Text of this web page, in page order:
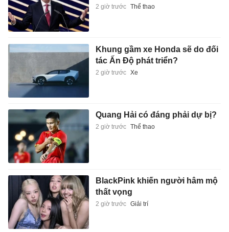
2 giờ trước Thể thao
Khung gầm xe Honda sẽ do đối
tác Ấn Độ phát triển?
2 giờ trước Xe
Quang Hải có đáng phải dự bị?
2 giờ trước Thể thao
BlackPink khiến người hâm mộ
thất vọng
2 giờ trước Giải trí